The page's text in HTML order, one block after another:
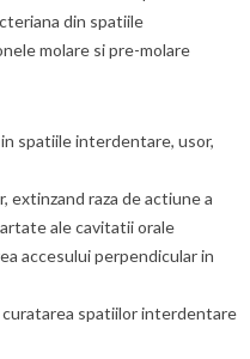
din spatiile
molare si pre-molare
spatiile interdentare, usor,
extinzand raza de actiune a
ale cavitatii orale
accesului perpendicular in
spatiilor interdentare